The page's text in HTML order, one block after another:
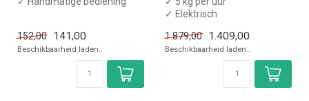
152,00
141,00
Beschikbaarheid laden..
✓ Elektrisch
✓ 230 Volt, 0,25 kW
1.879,00 1.409,00
Beschikbaarheid laden..